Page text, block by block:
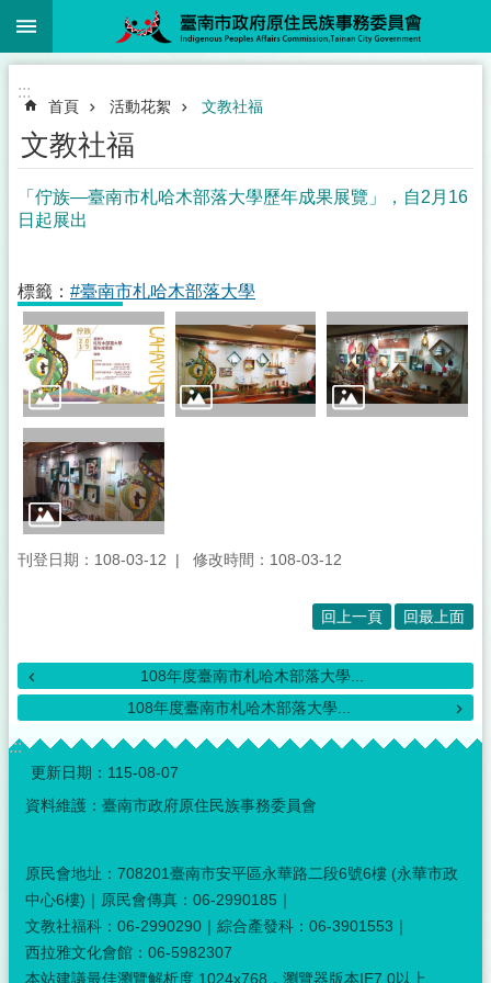
跳到主要內容區塊
:::
首頁 活動花絮 文教社福
文教社福
「佇族—臺南市札哈木部落大學歷年成果展覽」，自2月16
日起展出
標籤： #臺南市札哈木部落大學
刊登日期：108-03-12 修改時間：108-03-12
回上一頁 回最上面
108年度臺南市札哈木部落大學...
108年度臺南市札哈木部落大學...
:::
更新日期： 115-08-07
資料維護：臺南市政府原住民族事務委員會
原民會地址：708201臺南市安平區永華路二段6號6樓 (永華市政
中心6樓)｜原民會傳真：06-2990185｜
文教社福科：06-2990290｜綜合產發科：06-3901553｜
西拉雅文化會館：06-5982307
本站建議最佳瀏覽解析度 1024x768，瀏覽器版本IE7.0以上